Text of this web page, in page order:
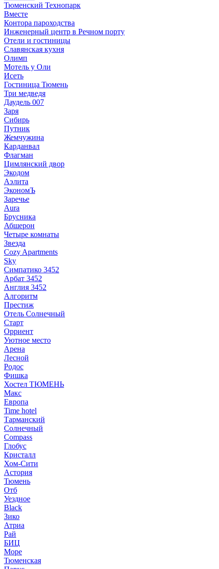
Тюменский Технопарк
Вместе
Контора пароходства
Инженерный центр в Речном порту
Отели и гостиницы
Славянская кухня
Олимп
Мотель у Оли
Исеть
Гостиница Тюмень
Три медведя
Даудель 007
Заря
Сибирь
Путник
Жемчужина
Карданвал
Флагман
Цимлянский двор
Экодом
Аэлита
ЭкономЪ
Заречье
Aura
Брусника
Абшерон
Четыре комнаты
Звезда
Cozy Apartments
Sky
Симпатико 3452
Арбат 3452
Англия 3452
Алгоритм
Престиж
Отель Солнечный
Старт
Орриент
Уютное место
Арена
Лесной
Родос
Фишка
Хостел ТЮМЕНЬ
Макс
Европа
Time hotel
Тарманский
Солнечный
Compass
Глобус
Кристалл
Хом-Сити
Астория
Тюмень
Отб
Уездное
Black
Зико
Атриа
Рай
БИЦ
Море
Тюменская